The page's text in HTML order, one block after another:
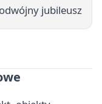
jubileusz